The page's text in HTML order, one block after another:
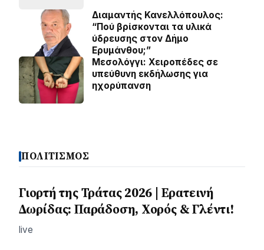
Διαμαντής Κανελλόπουλος:
“Πού βρίσκονται τα υλικά
ύδρευσης στον Δήμο
Ερυμάνθου;”
Μεσολόγγι: Χειροπέδες σε
υπεύθυνη εκδήλωσης για
ηχορύπανση
ΠΟΛΙΤΙΣΜΟΣ
Γιορτή της Τράτας 2026 | Ερατεινή
Δωρίδας: Παράδοση, Χορός & Γλέντι!
live